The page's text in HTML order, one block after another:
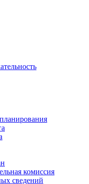
комиссия
сведений